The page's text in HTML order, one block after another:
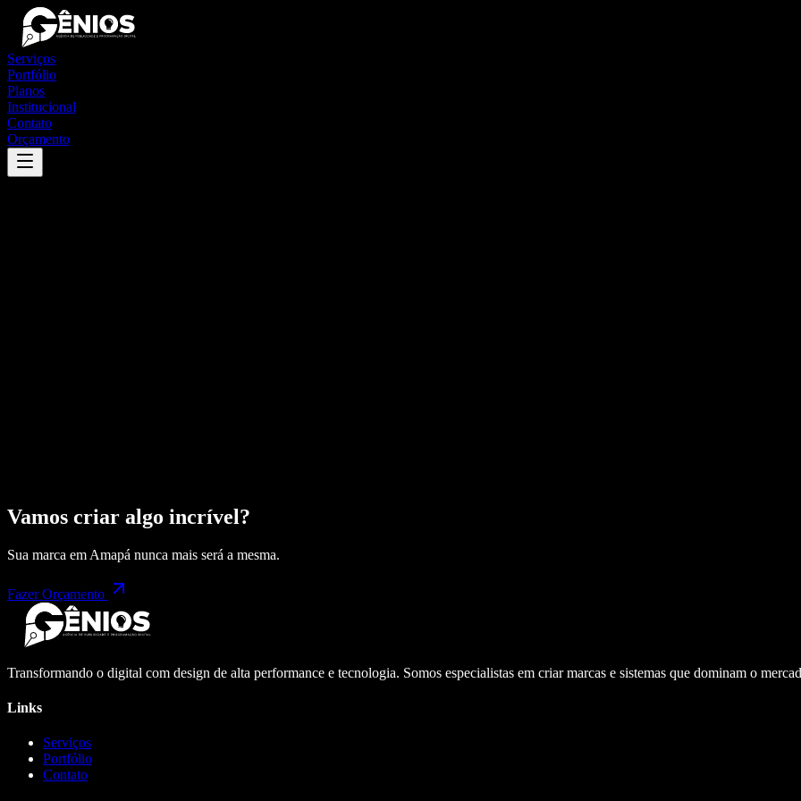
Serviços
Portfólio
Planos
Institucional
Contato
Orçamento
Vamos criar algo incrível?
Sua marca em Amapá nunca mais será a mesma.
Fazer Orçamento
Transformando o digital com design de alta performance e tecnologia. Somos especialistas em criar marcas e sistemas que dominam o
Links
Serviços
Portfólio
Contato